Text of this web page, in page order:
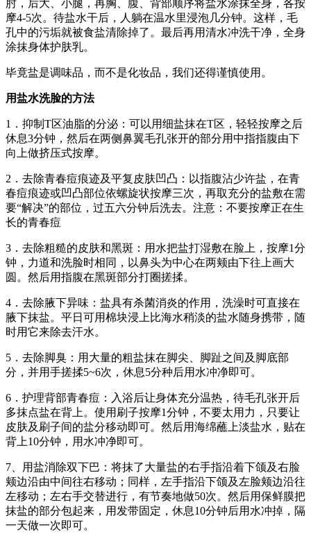
肘，后大、小腿，再胸、腹、背部顺序将盐水涂抹全身，各按
摩4-5次。待盐水干后，人躺在温水里浸泡几分钟。这样，毛
孔中的污垢就被食盐清除掉了。最后再用清水冲洗干净，全身
涂抹身体护肤乳。
毕竟盐是调味品，而不是化妆品，我们还得谨慎使用。
用盐水洗脸的方法
1．抑制T区油脂的分泌：可以用细盐抹在T区，轻轻按摩之后
休息3分钟，然后在两侧鼻翼毛孔张开的部分用中指指腹由下
向上做挤压式按摩。
2．去除青春痘痕迹及平复皮肤凹凸：以指腹沾少许盐，在青
春痘痕迹或凹凸部位依螺旋状按摩三次，再取充分的盐敷在需
要“解决”的部位，过五六分钟后洗去。注意：不要按摩正在生
长的青春痘
3．去除粗糙的皮肤和黑斑：用水把盐打湿敷在脸上，按摩1分
钟，力道和洗脸时相同，以鼻头为中心在两颊由下往上画大
圆。然后用指腹在黑斑部分打圈搓揉。
4．去除腋下异味：盐具有杀菌消炎的作用，洗澡时可直接在
腋下抹盐。平日可用棉块浸上比海水稍淡的盐水随身携带，随
时用它来除去汗水。
5．去除脚臭：用大量的粗盐抹在脚尖、脚趾之间及脚底部
分，并用手搓揉5~6次，休息5分种后用水冲净即可。
6．护理背部青春痘：入浴后让身体充分温热，待毛孔张开后
多抹点盐在背上。使用刷子按摩1分钟，不要太用力，只要让
皮肤及刷子间的盐分移动即可。然后用海绵蘸上淡盐水，贴在
背上10分钟，用水冲净即可。
7、用盐消除双下巴：将抹了大量盐的右手指沿着下颌及右脸
颊边沿由中间往右移动；同样，左手指沿下颌及左脸颊边沿往
左移动；左右手交替进行，有节奏地做50次。然后用保鲜膜把
抹盐的部分包起来，用发带固定，休息10分钟后用水冲掉，隔
一天做一次即可。